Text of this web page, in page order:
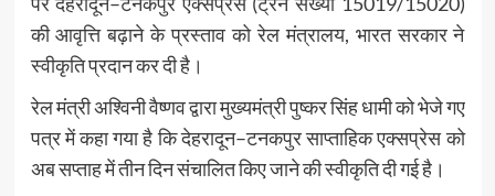
की आवृत्ति बढ़ाने के प्रस्ताव को रेल मंत्रालय, भारत सरकार ने
स्वीकृति प्रदान कर दी है।
रेल मंत्री अश्विनी वैष्णव द्वारा मुख्यमंत्री पुष्कर सिंह धामी को भेजे गए
पत्र में कहा गया है कि देहरादून–टनकपुर साप्ताहिक एक्सप्रेस को
अब सप्ताह में तीन दिन संचालित किए जाने की स्वीकृति दी गई है।